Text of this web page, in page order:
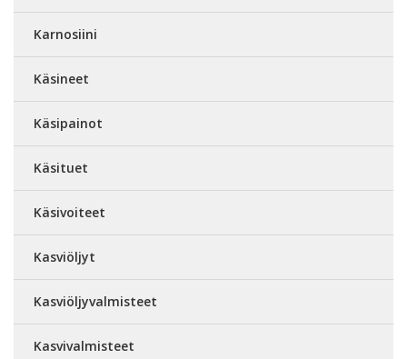
Karnosiini
Käsineet
Käsipainot
Käsituet
Käsivoiteet
Kasviöljyt
Kasviöljyvalmisteet
Kasvivalmisteet